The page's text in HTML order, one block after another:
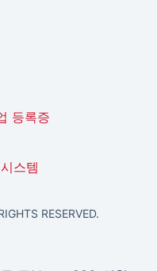
등록증
스템
RESERVED.